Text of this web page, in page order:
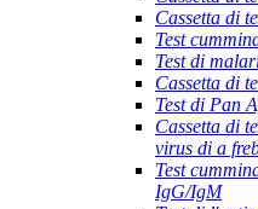
Cassetta di
Test
Test di
Cassetta di
Test di Pan
Cassetta di
virus di a
Test
IgG/IgM